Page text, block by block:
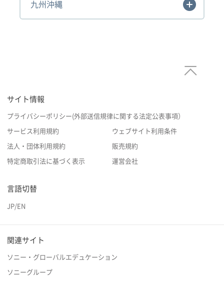
九州沖縄
サイト情報
プライバシーポリシー(外部送信規律に関する法定公表事項）
サービス利用規約 ウェブサイト利用条件
法人・団体利用規約 販売規約
特定商取引法に基づく表示 運営会社
言語切替
JP/EN
関連サイト
ソニー・グローバルエデュケーション
ソニーグループ